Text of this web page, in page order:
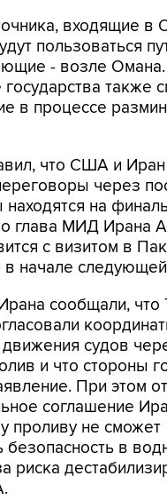
входящие в
пользоваться
- возле Омана.
также
в процессе
что США и Иран
через
находятся на
глава МИД Ирана
с визитом в
начале
сообщали, что
судов
и что стороны
При этом
соглашение
проливу не сможет
безопасность в
риска